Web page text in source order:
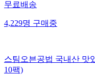
무료배송
4,229명구매중
스팀오븐공법 국내산 맛
10팩)